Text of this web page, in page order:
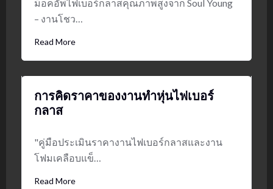
ม็อคอัพไฟเบอร์กลาสคุณภาพสูงจาก Soul Young
– งานโชว…
Read More
การคิดราคาของงานทำหุ่นไฟเบอร์
กลาส
"คู่มือประเมินราคางานไฟเบอร์กลาสและงาน
โฟมเคลือบแข็…
Read More